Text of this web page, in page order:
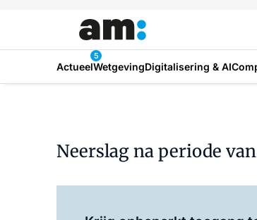
Actueel
5
WetgevingDigitalisering & AI
Neerslag na periode